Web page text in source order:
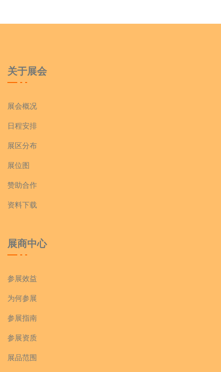
关于展会
展会概况
日程安排
展区分布
展位图
赞助合作
资料下载
展商中心
参展效益
为何参展
参展指南
参展资质
展品范围